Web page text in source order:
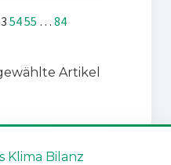
5455 … 84
Artikel
Klima Bilanz